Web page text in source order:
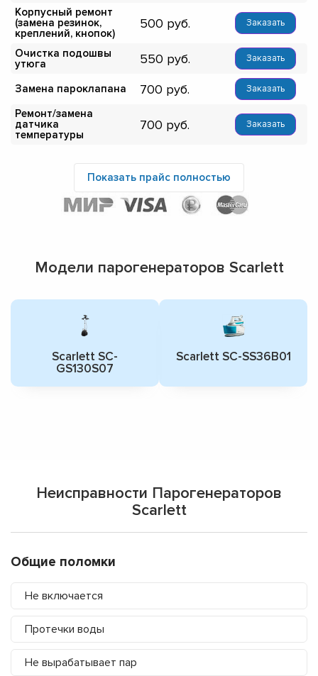
Корпусный ремонт
(замена резинок,
креплений, кнопок)
500 Заказать
Очистка подошвы
утюга
550 Заказать
Замена пароклапана 700 Заказать
Ремонт/замена
датчика
температуры
700 Заказать
Показать прайс полностью
Модели парогенераторов Scarlett
Scarlett SC-
GS130S07
Scarlett SC-SS36B01
Неисправности Парогенераторов
Scarlett
Общие поломки
Не включается
Протечки воды
Не вырабатывает пар